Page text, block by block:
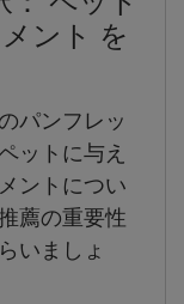
ント を
パンフレッ
ットに与え
ントについ
薦の重要性
いましょ